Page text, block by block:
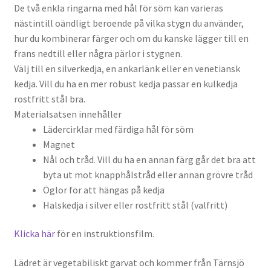
De två enkla ringarna med hål för söm kan varieras
nästintill oändligt beroende på vilka stygn du använder,
hur du kombinerar färger och om du kanske lägger till en
frans nedtill eller några pärlor i stygnen.
Välj till en silverkedja, en ankarlänk eller en venetiansk
kedja. Vill du ha en mer robust kedja passar en kulkedja
rostfritt stål bra.
Materialsatsen innehåller
Lädercirklar med färdiga hål för söm
Magnet
Nål och tråd. Vill du ha en annan färg går det bra att
byta ut mot knapphålstråd eller annan grövre tråd
Öglor för att hängas på kedja
Halskedja i silver eller rostfritt stål (valfritt)
Klicka härför en instruktionsfilm.
Lädret är vegetabiliskt garvat och kommer från Tärnsjö